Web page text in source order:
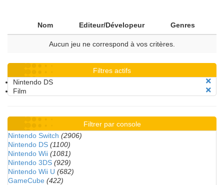
Nom Editeur/Dévelopeur Genres
Aucun jeu ne correspond à vos critères.
Filtres actifs
Nintendo DS
Film
Filtrer par console
Nintendo Switch (2906)
Nintendo DS (1100)
Nintendo Wii (1081)
Nintendo 3DS (929)
Nintendo Wii U (682)
GameCube (422)